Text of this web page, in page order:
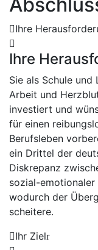
Ihre
Ihre
Sie als Schule und
Arbeit und
investiert und
für einen
Berufsleben
ein Drittel der
Diskrepanz
sozial-emotionaler
wodurch der
scheitere.
Ihr Ziel